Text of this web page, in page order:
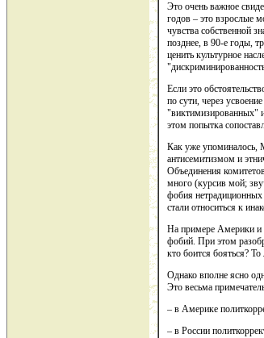
Это очень важное
годов – это взрослые
чувства собственной
позднее, в 90-е годы,
ценить культурное
Если это
по сути, через
"виктимизированных" и
этом попытка
Как уже упоминалось,
антисемитизмом и
Объединения
много (курсив мой;
фобия нетрадиционных
стали относиться к
На примере Америки и
фобий. При этом
кто боится бояться?
Однако вполне ясно
Это весьма
– в Америке
– в России